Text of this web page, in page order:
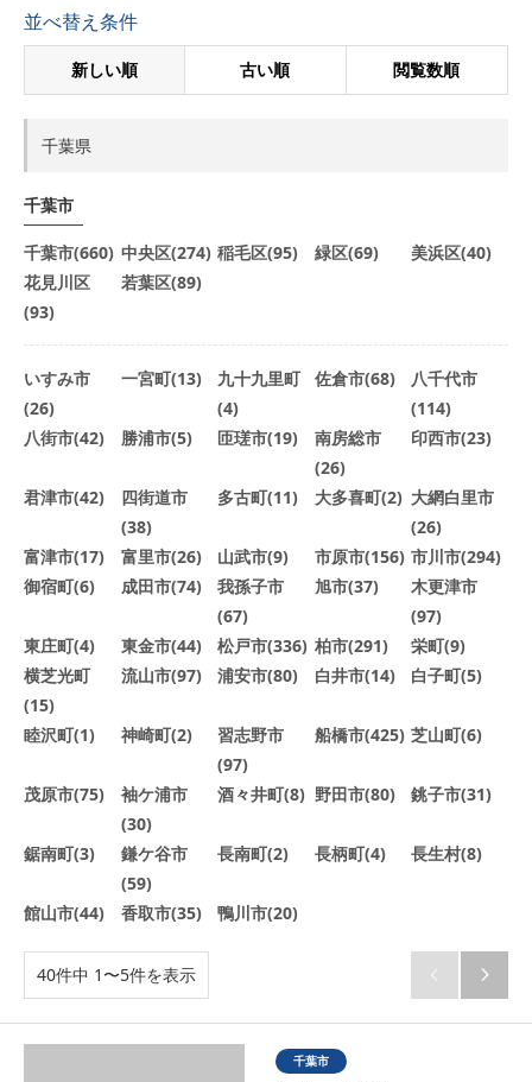
並べ替え条件
新しい順 古い順 閲覧数順
千葉県
千葉市
千葉市(660) 中央区(274) 稲毛区(95) 緑区(69)
美浜区(40)
花見川区
(93)
若葉区(89)
いすみ市
(26)
一宮町(13)
九十九里町
(4)
佐倉市(68)
八千代市
(114)
八街市(42)
勝浦市(5) 匝瑳市(19)
南房総市
(26)
印西市(23)
君津市(42)
四街道市
(38)
多古町(11) 大多喜町(2) 大網白里市
(26)
富津市(17)
富里市(26) 山武市(9) 市原市(156) 市川市(294)
御宿町(6)
成田市(74)
我孫子市
(67)
旭市(37)
木更津市
(97)
東庄町(4)
東金市(44) 松戸市(336) 柏市(291)
栄町(9)
横芝光町
(15)
流山市(97) 浦安市(80) 白井市(14) 白子町(5)
睦沢町(1) 神崎町(2)
習志野市
(97)
船橋市(425) 芝山町(6)
茂原市(75)
袖ケ浦市
(30)
酒々井町(8) 野田市(80) 銚子市(31)
鋸南町(3)
鎌ケ谷市
(59)
長南町(2) 長柄町(4) 長生村(8)
館山市(44) 香取市(35) 鴨川市(20)
40件中 1〜5件を表示  
千葉市